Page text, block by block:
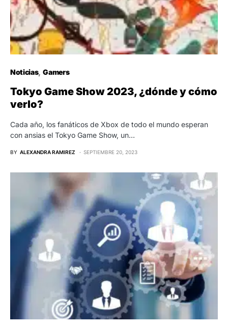
Noticias Gamers
Tokyo Game Show 2023, ¿dónde y cómo
verlo?
Cada año, los fanáticos de Xbox de todo el mundo esperan
con ansias el Tokyo Game Show, un…
BY ALEXANDRA RAMIREZ SEPTIEMBRE 20, 2023